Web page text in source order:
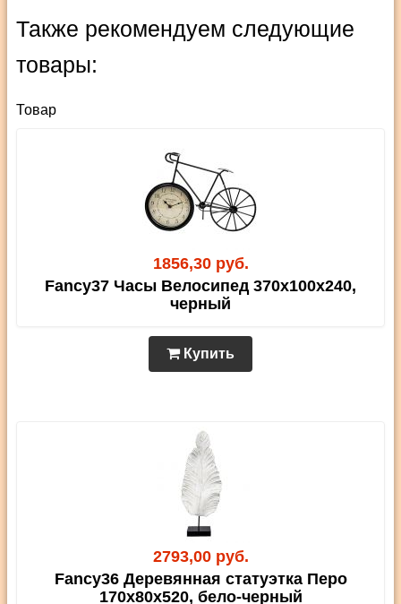
Также рекомендуем следующие
товары:
Товар
1856,30 руб.
Fancy37 Часы Велосипед 370х100х240,
черный
Купить
2793,00 руб.
Fancy36 Деревянная статуэтка Перо
170х80х520, бело-черный